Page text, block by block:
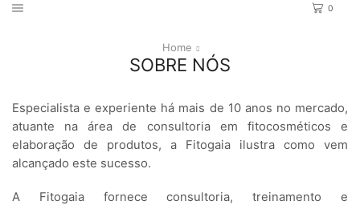
0
Home
SOBRE NÓS
Especialista e experiente há mais de 10 anos no mercado,
atuante na área de consultoria em fitocosméticos e
elaboração de produtos, a Fitogaia ilustra como vem
alcançado este sucesso.
A Fitogaia fornece consultoria, treinamento e